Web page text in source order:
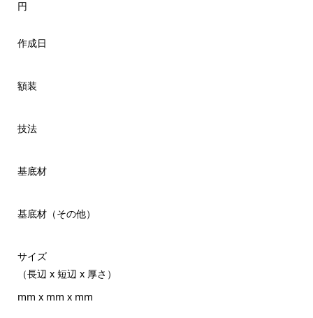
円
作成日
額装
技法
基底材
基底材（その他）
サイズ
（長辺 x 短辺 x 厚さ）
mm x mm x mm